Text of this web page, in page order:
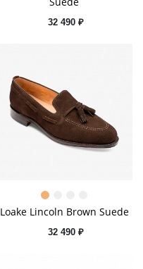
32 490 ₽
Loake Lincoln Brown Suede
32 490 ₽